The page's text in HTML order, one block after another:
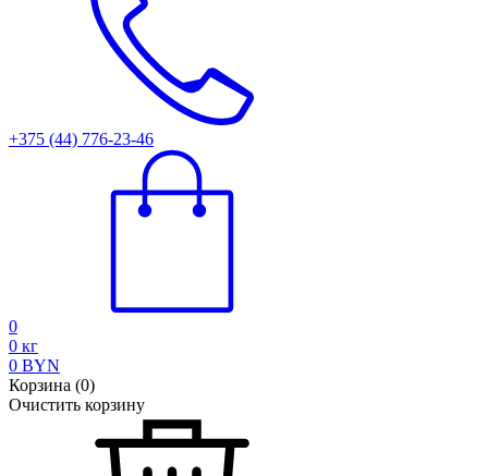
+375 (44) 776-23-46
0
0 кг
0 BYN
Корзина (0)
Очистить корзину